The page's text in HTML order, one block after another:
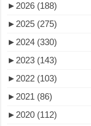
► 2026 (188)
► 2025 (275)
► 2024 (330)
► 2023 (143)
► 2022 (103)
► 2021 (86)
► 2020 (112)